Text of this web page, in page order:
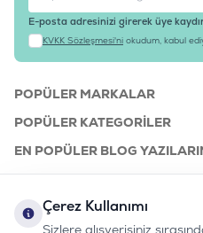
E-posta adresinizi girerek üye
KVKK Sözleşmesi'ni okudum, kabul
POPÜLER MARKALAR
POPÜLER KATEGORILER
EN POPÜLER BLOG
KURUMSAL
Çerez Kullanımı
Sizlere alışverişiniz